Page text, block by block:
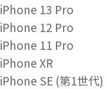
iPhone 13 Pro
iPhone 12 Pro
iPhone 11 Pro
iPhone XR
iPhone SE (第1世代)